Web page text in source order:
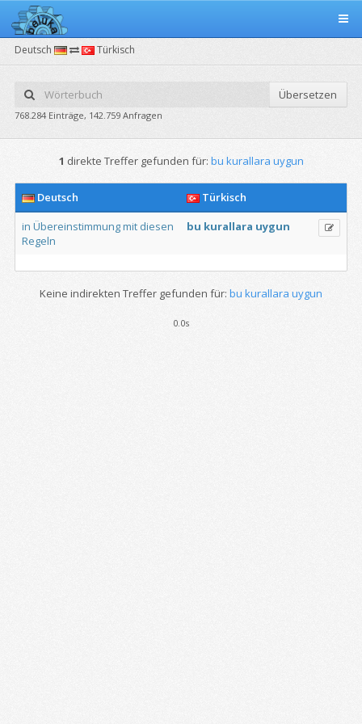
Deutsch Türkisch
Übersetzen
768.284 Einträge, 142.759 Anfragen
1 direkte Treffer gefunden für: bu kurallara uygun
Deutsch
Türkisch
in Übereinstimmungmit diesen
Regeln
bu kurallara uygun
Keine indirekten Treffer gefunden für: bu kurallara uygun
0.0s